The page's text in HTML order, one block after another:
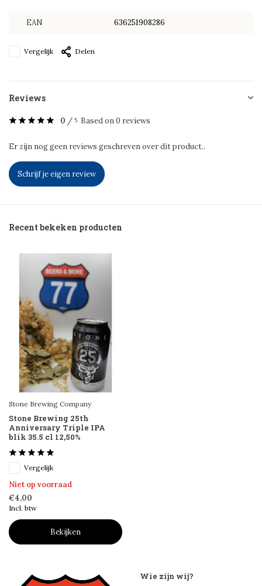
EAN 636251908286
Vergelijk Delen
Reviews
0 / 5 Based on 0 reviews
Er zijn nog geen reviews geschreven over dit product..
Schrijf je eigen review
Recent bekeken producten
Stone Brewing Company
Stone Brewing 25th
Anniversary Triple IPA
blik 35.5 cl 12,50%
Vergelijk
Niet op voorraad
€4,00
Incl. btw
Bekijken
Wie zijn wij?